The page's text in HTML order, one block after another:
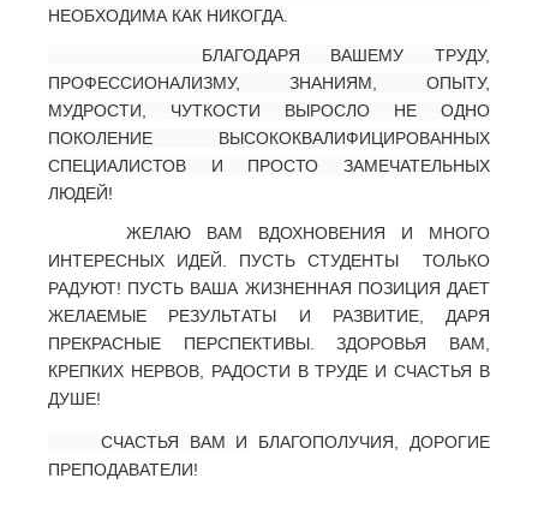
НЕОБХОДИМА КАК НИКОГДА.
БЛАГОДАРЯ ВАШЕМУ ТРУДУ,
ПРОФЕССИОНАЛИЗМУ, ЗНАНИЯМ, ОПЫТУ,
МУДРОСТИ, ЧУТКОСТИ ВЫРОСЛО НЕ ОДНО
ПОКОЛЕНИЕ ВЫСОКОКВАЛИФИЦИРОВАННЫХ
СПЕЦИАЛИСТОВ И ПРОСТО ЗАМЕЧАТЕЛЬНЫХ
ЛЮДЕЙ!
ЖЕЛАЮ ВАМ ВДОХНОВЕНИЯ И МНОГО
ИНТЕРЕСНЫХ ИДЕЙ. ПУСТЬ СТУДЕНТЫ ТОЛЬКО
РАДУЮТ! ПУСТЬ ВАША ЖИЗНЕННАЯ ПОЗИЦИЯ ДАЕТ
ЖЕЛАЕМЫЕ РЕЗУЛЬТАТЫ И РАЗВИТИЕ, ДАРЯ
ПРЕКРАСНЫЕ ПЕРСПЕКТИВЫ. ЗДОРОВЬЯ ВАМ,
КРЕПКИХ НЕРВОВ, РАДОСТИ В ТРУДЕ И СЧАСТЬЯ В
ДУШЕ!
СЧАСТЬЯ ВАМ И БЛАГОПОЛУЧИЯ, ДОРОГИЕ
ПРЕПОДАВАТЕЛИ!